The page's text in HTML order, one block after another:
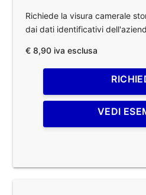
Richiede la visura camerale
dai dati identificativi
€ 8,90 iva esclusa
VEDI